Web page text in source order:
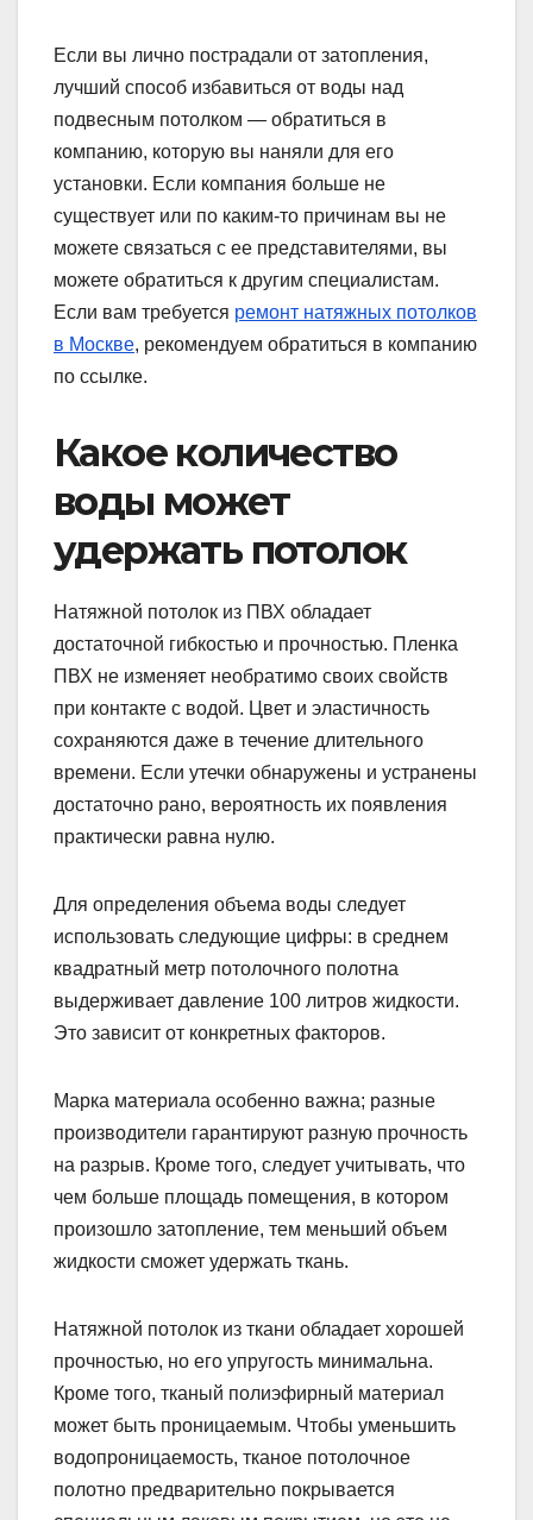
Если вы лично пострадали от затопления,
лучший способ избавиться от воды над
подвесным потолком — обратиться в
компанию, которую вы наняли для его
установки. Если компания больше не
существует или по каким-то причинам вы не
можете связаться с ее представителями, вы
можете обратиться к другим специалистам.
Если вам требуется ремонт натяжных потолков
в Москве, рекомендуем обратиться в компанию
по ссылке.
Какое количество
воды может
удержать потолок
Натяжной потолок из ПВХ обладает
достаточной гибкостью и прочностью. Пленка
ПВХ не изменяет необратимо своих свойств
при контакте с водой. Цвет и эластичность
сохраняются даже в течение длительного
времени. Если утечки обнаружены и устранены
достаточно рано, вероятность их появления
практически равна нулю.
Для определения объема воды следует
использовать следующие цифры: в среднем
квадратный метр потолочного полотна
выдерживает давление 100 литров жидкости.
Это зависит от конкретных факторов.
Марка материала особенно важна; разные
производители гарантируют разную прочность
на разрыв. Кроме того, следует учитывать, что
чем больше площадь помещения, в котором
произошло затопление, тем меньший объем
жидкости сможет удержать ткань.
Натяжной потолок из ткани обладает хорошей
прочностью, но его упругость минимальна.
Кроме того, тканый полиэфирный материал
может быть проницаемым. Чтобы уменьшить
водопроницаемость, тканое потолочное
полотно предварительно покрывается